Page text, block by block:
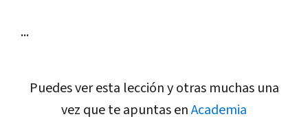
...
Puedes ver esta lección y otras muchas una
vez que te apuntas enAcademia